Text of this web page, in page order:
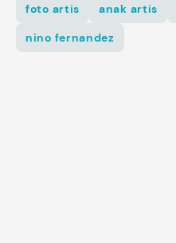
foto artis anak artis
nino fernandez